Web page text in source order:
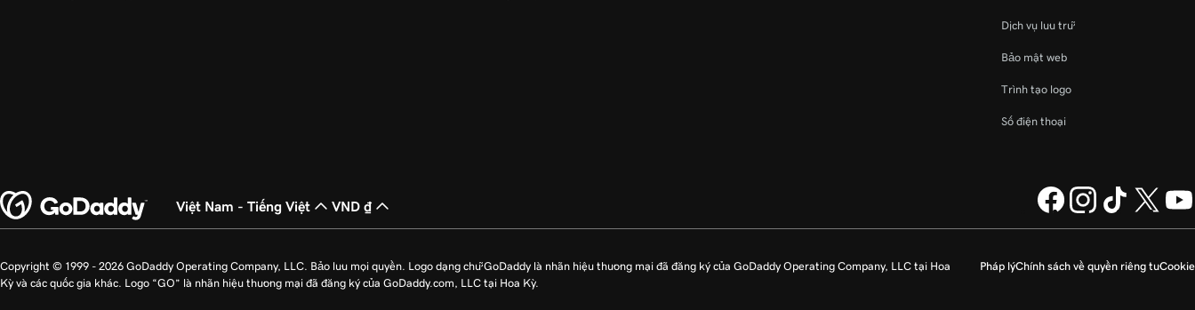
Dịch vụ lưu trữ
Bảo mật web
Trình tạo logo
Số điện thoại
Việt Nam - Tiếng Việt VND ₫
Pháp lýChính sách về quyền riêng tưCookie
Copyright © 1999 - 2026 GoDaddy Operating Company, LLC. Bảo lưu mọi quyền. Logo dạng chữ GoDaddy là nhãn hiệu thương mại đã đăng ký của GoDaddy Operating Company, LLC tại Hoa
Kỳ và các quốc gia khác. Logo “GO” là nhãn hiệu thương mại đã đăng ký của GoDaddy.com, LLC tại Hoa Kỳ.